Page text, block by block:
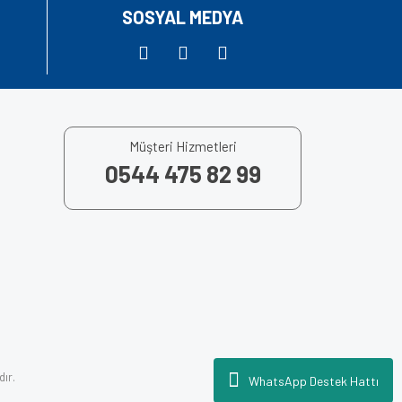
WhatsApp Destek Hattı
SOSYAL MEDYA
Müşteri Hizmetleri
0544 475 82 99